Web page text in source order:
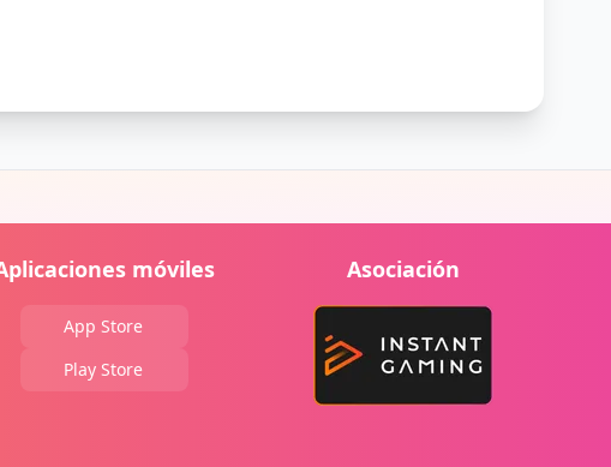
móviles
App Store
Play Store
Asociación